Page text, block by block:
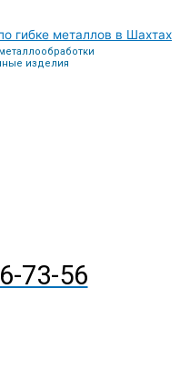
изделия
73-56